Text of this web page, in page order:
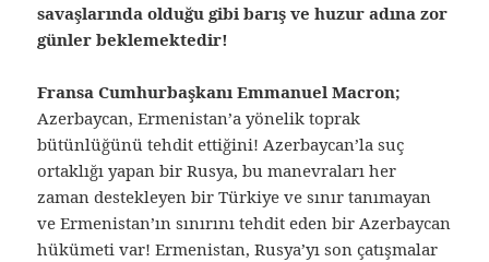
savaşlarında olduğu gibi barış ve huzur adına zor
günler beklemektedir!
Fransa Cumhurbaşkanı Emmanuel Macron;
Azerbaycan, Ermenistan’a yönelik toprak
bütünlüğünü tehdit ettiğini! Azerbaycan’la suç
ortaklığı yapan bir Rusya, bu manevraları her
zaman destekleyen bir Türkiye ve sınır tanımayan
ve Ermenistan’ın sınırını tehdit eden bir Azerbaycan
hükümeti var! Ermenistan, Rusya’yı son çatışmalar